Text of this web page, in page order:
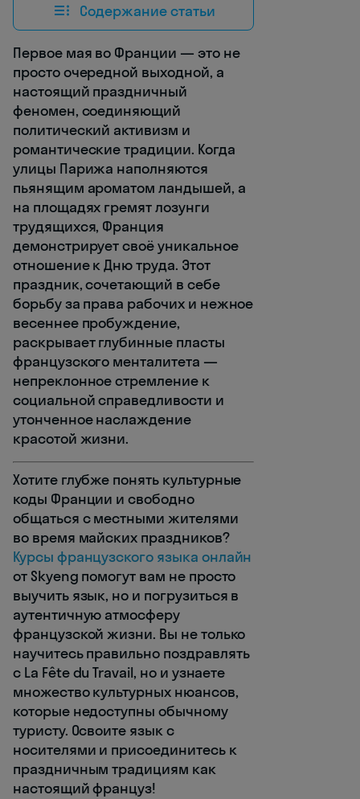
Содержание статьи
Первое мая во Франции — это не
просто очередной выходной, а
настоящий праздничный
феномен, соединяющий
политический активизм и
романтические традиции. Когда
улицы Парижа наполняются
пьянящим ароматом ландышей, а
на площадях гремят лозунги
трудящихся, Франция
демонстрирует своё уникальное
отношение к Дню труда. Этот
праздник, сочетающий в себе
борьбу за права рабочих и нежное
весеннее пробуждение,
раскрывает глубинные пласты
французского менталитета —
непреклонное стремление к
социальной справедливости и
утонченное наслаждение
красотой жизни.
Хотите глубже понять культурные
коды Франции и свободно
общаться с местными жителями
во время майских праздников?
Курсы французского языка онлайн
от Skyeng помогут вам не просто
выучить язык, но и погрузиться в
аутентичную атмосферу
французской жизни. Вы не только
научитесь правильно поздравлять
с La Fête du Travail, но и узнаете
множество культурных нюансов,
которые недоступны обычному
туристу. Освоите язык с
носителями и присоединитесь к
праздничным традициям как
настоящий француз!